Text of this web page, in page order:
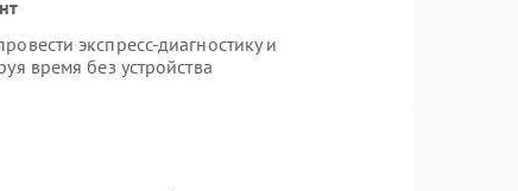
экспресс-диагностику и
время без устройства